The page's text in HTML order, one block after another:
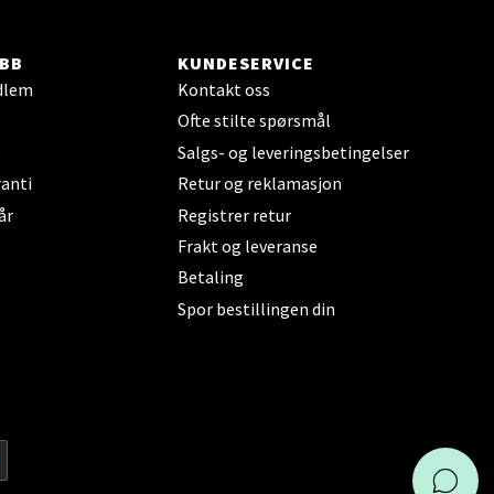
KUNDESERVICE
Kontakt oss
Ofte stilte spørsmål
Salgs- og leveringsbetingelser
Retur og reklamasjon
Registrer retur
Frakt og leveranse
Betaling
Spor bestillingen din